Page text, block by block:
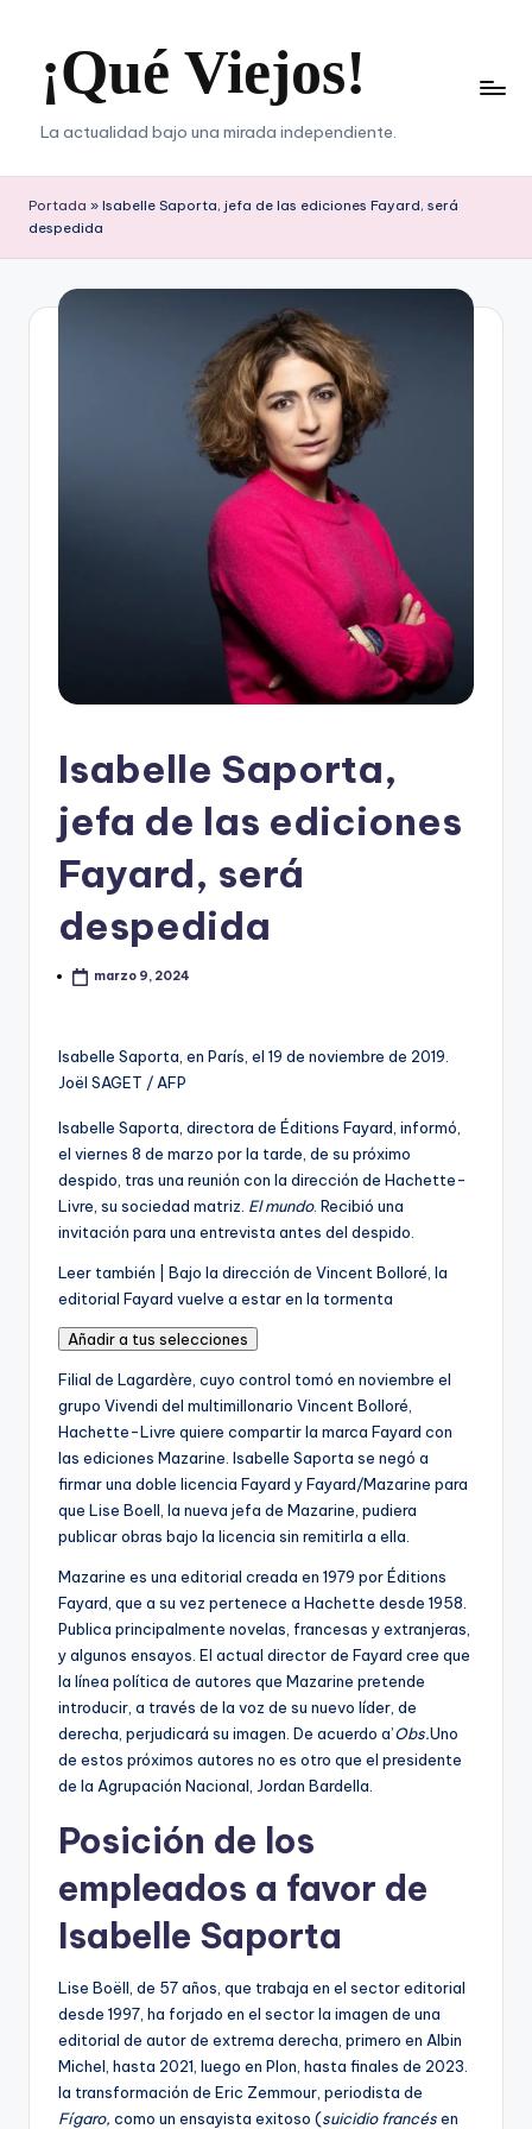
contenido¡Qué Viejos!
La actualidad bajo una mirada independiente.
Portada » Isabelle Saporta, jefa de las ediciones Fayard, será
despedida
Isabelle Saporta,
jefa de las ediciones
Fayard, será
despedida
marzo 9, 2024
Isabelle Saporta, en París, el 19 de noviembre de 2019.
Joël SAGET / AFP
Isabelle Saporta, directora de Éditions Fayard, informó,
el viernes 8 de marzo por la tarde, de su próximo
despido, tras una reunión con la dirección de Hachette-
Livre, su sociedad matriz. El mundo. Recibió una
invitación para una entrevista antes del despido.
Leer también |
A
r
t
í
c
u
l
o
r
e
s
r
v
a
d
o
p
a
r
a
u
s
t
r
Bajo la dirección de Vincent Bolloré, la
editorial Fayard vuelve a estar en la tormenta
Añadir a tus selecciones
Filial de Lagardère, cuyo control tomó en noviembre el
grupo Vivendi del multimillonario Vincent Bolloré,
Hachette-Livre quiere compartir la marca Fayard con
las ediciones Mazarine. Isabelle Saporta se negó a
firmar una doble licencia Fayard y Fayard/Mazarine para
que Lise Boell, la nueva jefa de Mazarine, pudiera
publicar obras bajo la licencia sin remitirla a ella.
Mazarine es una editorial creada en 1979 por Éditions
Fayard, que a su vez pertenece a Hachette desde 1958.
Publica principalmente novelas, francesas y extranjeras,
y algunos ensayos. El actual director de Fayard cree que
la línea política de autores que Mazarine pretende
introducir, a través de la voz de su nuevo líder, de
derecha, perjudicará su imagen. De acuerdo a’Obs.Uno
de estos próximos autores no es otro que el presidente
de la Agrupación Nacional, Jordan Bardella.
Posición de los
empleados a favor de
Isabelle Saporta
Lise Boëll, de 57 años, que trabaja en el sector editorial
desde 1997, ha forjado en el sector la imagen de una
editorial de autor de extrema derecha, primero en Albin
Michel, hasta 2021, luego en Plon, hasta finales de 2023.
la transformación de Eric Zemmour, periodista de
Fígaro, como un ensayista exitoso (suicidio francésen